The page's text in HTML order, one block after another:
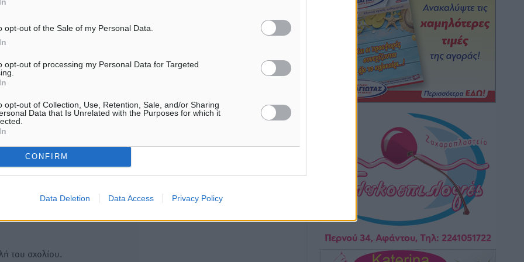
opt-out of the Sale of my Personal Data.
opt-out of processing my Personal Data for Targeted
opt-out of Collection, Use, Retention, Sale, and/or Sharing
Data that Is Unrelated with the Purposes for which it
CONFIRM
Data Deletion Data Access Privacy Policy
εταιρειών
08.08.26 · 11:20
αργία – Τι ισχύει για πενθήμερο,
Η Δημοκρατική δεν υιοθετεί
όποια σχόλια θεωρούμε
Χρήστες που δεν τηρούν
του σχολίου.
Για την μερική αναπαραγωγή της
• πριν 1 ώρα
Γ. Χατζημάρκος: “Δύο μεγάλες
δεσμεύσεις Γεωργιάδη” – Κίνητρα για
τους γιατρούς των νησιών και
συνεργασία Ρόδου με το Αττικόν για το
Ακτινοθεραπευτικό
πριν 2 ώρες
Σούπερ μάρκετ: Διευρύνεται η εθνική
πρωτοβουλία για τις τιμές – Eρχονται
νέες συμμετοχές εταιρειών
• πριν 2 ώρες
Συνελήφθησαν έξι άτομα για
ηχορύπανση από καταστήματα στο
Νότιο Αιγαίο